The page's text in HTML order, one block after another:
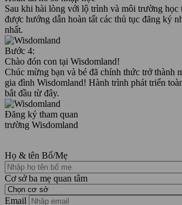
Sau khi hài lòng với lộ trình và môi trường học
được hướng dẫn hoàn tất các thủ tục đăng ký
nhất.
Bước 4:
Chào đón con tại Wisdomland!
Chúc mừng bạn và bé đã chính thức trở thành
gia đình Wisdomland! Hành trình phát triển
bắt đầu từ đây.
Đăng ký tham quan
trường Wisdomland
Họ & tên Bố/Mẹ
Cơ sở ba mẹ quan tâm
Email